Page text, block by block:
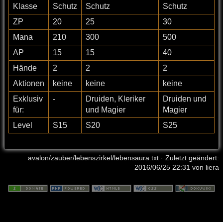
Klasse
Schutz Schutz
Schutz
ZP
20 25
30
Mana
210 300
500
AP
15 15
40
Hände
2 2
2
Aktionen
keine keine
keine
Exklusiv
für:
-
Druiden, Kleriker
und Magier
Druiden und
Magier
Level
S15 S20 S25
avalon/zauber/lebenszirkel/lebensaura.txt · Zuletzt geändert:
2016/06/25 22:31 von liera